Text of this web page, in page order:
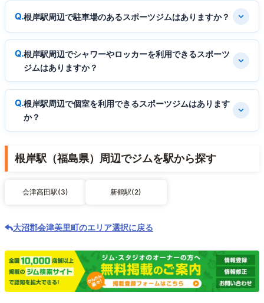
根岸駅周辺で駐車場のあるスポーツジムはありますか？
根岸駅周辺でシャワーやロッカーを利用できるスポーツ
ジムはありますか？
根岸駅周辺で個室を利用できるスポーツジムはあります
か？
根岸駅（福島県）周辺でジムを駅から探す
会津高田駅(3) 新鶴駅(2)
大沼郡会津美里町のエリア選択に戻る